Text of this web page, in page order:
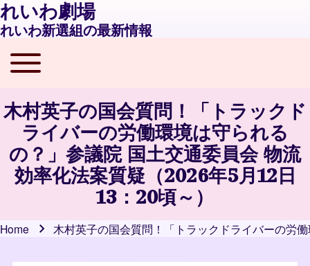
れいわ劇場
れいわ新選組の最新情報
Main navigation
Toggle main menu
木村英子の国会質問！「トラックド
ライバーの労働環境は守られる
の？」参議院 国土交通委員会 物流
効率化法案質疑（2026年5月12日
13：20頃～）
Home 木村英子の国会質問！「トラックドライバーの労